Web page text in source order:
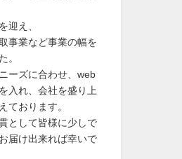
迎え、
事業など事業の幅を
。
ーズに合わせ、web
入れ、会社を盛り上
ております。
として皆様に少しで
届け出来れば幸いで